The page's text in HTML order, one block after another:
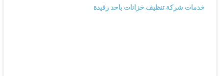
خدمات شركة تنظيف خزانات باحد رفيدة